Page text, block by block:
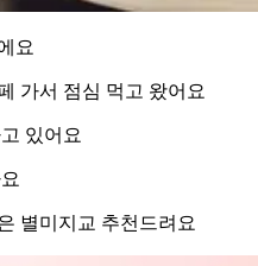
요
가서 점심 먹고 왔어요
있어요
별미지교 추천드려요